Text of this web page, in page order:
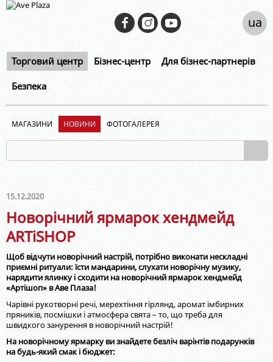
Торговий центр Бізнес-центр Для бізнес-партнерів
Безпека
ua
МАГАЗИНИ НОВИНИ ФОТОГАЛЕРЕЯ
15.12.2020
Новорічний ярмарок хендмейд
ARTiSHOP
Щоб відчути новорічний настрій, потрібно виконати нескладні
приємні ритуали: їсти мандарини, слухати новорічну музику,
нарядити ялинку і сходити на новорічний ярмарок хендмейд
«Артішоп» в Аве Плаза!
Чарівні рукотворні речі, мерехтіння гірлянд, аромат імбирних
пряників, посмішки і атмосфера свята – то, що треба для
швидкого занурення в новорічний настрій!
На новорічному ярмарку ви знайдете безліч варінтів подарунків
на будь-який смак і бюджет: